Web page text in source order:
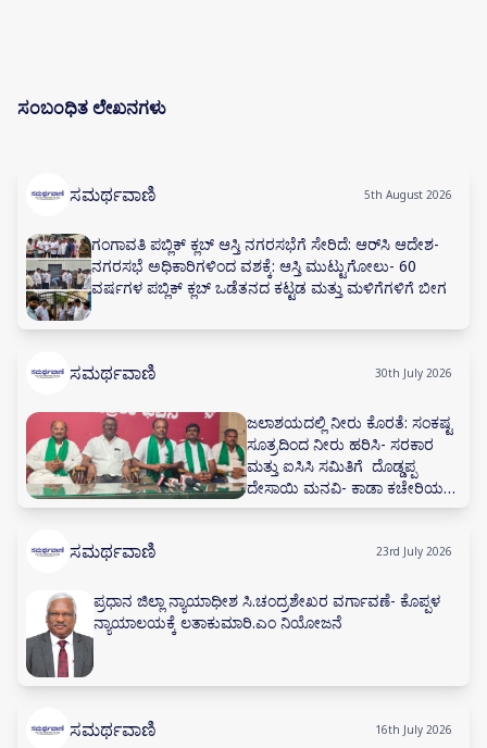
ಸಂಬಂಧಿತ ಲೇಖನಗಳು
ಸಮರ್ಥವಾಣಿ 5th August 2026
ಗಂಗಾವತಿ ಪಬ್ಲಿಕ್ ಕ್ಲಬ್ ಆಸ್ತಿ ನಗರಸಭೆಗೆ ಸೇರಿದೆ: ಆರ್‌ಸಿ ಆದೇಶ-
ನಗರಸಭೆ ಅಧಿಕಾರಿಗಳಿಂದ ವಶಕ್ಕೆ: ಆಸ್ತಿ ಮುಟ್ಟುಗೋಲು- 60
ವರ್ಷಗಳ ಪಬ್ಲಿಕ್ ಕ್ಲಬ್ ಒಡೆತನದ ಕಟ್ಟಡ ಮತ್ತು ಮಳಿಗೆಗಳಿಗೆ ಬೀಗ
ಸಮರ್ಥವಾಣಿ 30th July 2026
ಜಲಾಶಯದಲ್ಲಿ ನೀರು ಕೊರತೆ: ಸಂಕಷ್ಟ
ಸೂತ್ರದಿಂದ ನೀರು ಹರಿಸಿ- ಸರಕಾರ
ಮತ್ತು ಐಸಿಸಿ ಸಮಿತಿಗೆ ದೊಡ್ಡಪ್ಪ
ದೇಸಾಯಿ ಮನವಿ- ಕಾಡಾ ಕಚೇರಿಯಲ್ಲಿ
ನೀರಾವರಿ ಸಲಹಾ ಸಮಿತಿ ಸಭೆ ನಡೆಸಲು
ಸಮರ್ಥವಾಣಿ 23rd July 2026
ಪ್ರಧಾನ ಜಿಲ್ಲಾ ನ್ಯಾಯಾಧೀಶ ಸಿ.ಚಂದ್ರಶೇಖರ ವರ್ಗಾವಣೆ- ಕೊಪ್ಪಳ
ನ್ಯಾಯಾಲಯಕ್ಕೆ ಲತಾಕುಮಾರಿ.ಎಂ ನಿಯೋಜನೆ
ಸಮರ್ಥವಾಣಿ 16th July 2026